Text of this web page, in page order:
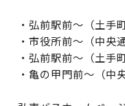
・弘前駅前～（土手
・市役所前～（中央
・弘前駅前～（土手
・亀の甲門前～（中